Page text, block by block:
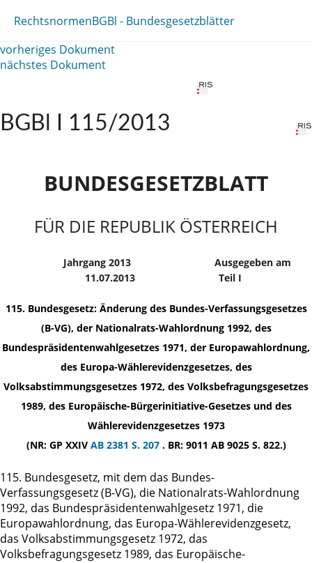
RechtsnormenBGBl - Bundesgesetzblätter
vorheriges Dokument
nächstes Dokument
BGBl I 115/2013
BUNDESGESETZBLATT
FÜR DIE REPUBLIK ÖSTERREICH
Jahrgang 2013
Ausgegeben am
11.07.2013
Teil I
115. Bundesgesetz: Änderung des Bundes-Verfassungsgesetzes
(B-VG), der Nationalrats-Wahlordnung 1992, des
Bundespräsidentenwahlgesetzes 1971, der Europawahlordnung,
des Europa-Wählerevidenzgesetzes, des
Volksabstimmungsgesetzes 1972, des Volksbefragungsgesetzes
1989, des Europäische-Bürgerinitiative-Gesetzes und des
Wählerevidenzgesetzes 1973
(NR: GP XXIV AB 2381 S. 207 . BR: 9011 AB 9025 S. 822.)
115. Bundesgesetz, mit dem das Bundes-
Verfassungsgesetz (B-VG), die Nationalrats-Wahlordnung
1992, das Bundespräsidentenwahlgesetz 1971, die
Europawahlordnung, das Europa-Wählerevidenzgesetz,
das Volksabstimmungsgesetz 1972, das
Volksbefragungsgesetz 1989, das Europäische-